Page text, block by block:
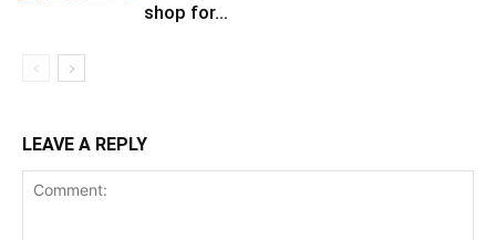
shop for...
LEAVE A REPLY